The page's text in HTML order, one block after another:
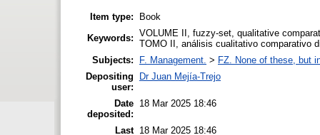
Item type:
Book
Keywords: VOLUME II, fuzzy-set, qualitative
TOMO II, análisis cualitativo comparativo
Subjects:
F. Management. > FZ. None of these, but
Depositing
user:
Dr Juan Mejía-Trejo
Date
deposited:
18 Mar 2025 18:46
Last 18 Mar 2025 18:46